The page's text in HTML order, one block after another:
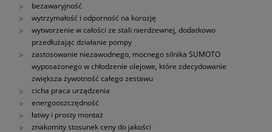
bezawaryjność
wytrzymałość i odporność na korozję
wytworzenie w całości ze stali nierdzewnej, dodatkowo
przedłużając działanie pompy
zastosowanie niezawodnego, mocnego silnika SUMOTO
wyposażonego w chłodzenie olejowe, które zdecydowanie
zwiększa żywotność całego zestawu
cicha praca urządzenia
energooszczędność
łatwy i prosty montaż
znakomity stosunek ceny do jakości